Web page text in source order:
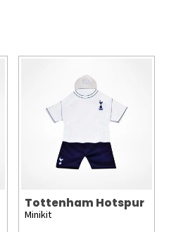
Tottenham Hotspur
Minikit